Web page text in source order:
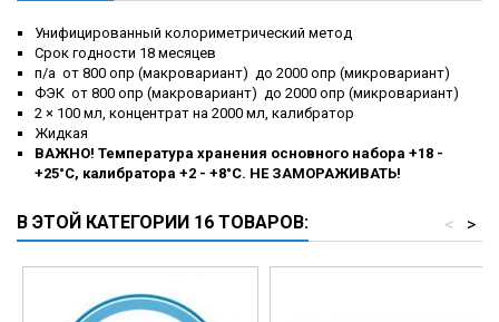
Унифицированный колориметрический метод
Срок годности 18 месяцев
п/а от 800 опр (макровариант) до 2000 опр (микровариант)
ФЭК от 800 опр (макровариант) до 2000 опр (микровариант)
2 × 100 мл, концентрат на 2000 мл, калибратор
Жидкая
ВАЖНО! Температура хранения основного набора +18 -
+25°С, калибратора +2 - +8°С. НЕ ЗАМОРАЖИВАТЬ!
В ЭТОЙ КАТЕГОРИИ 16 ТОВАРОВ: >
<